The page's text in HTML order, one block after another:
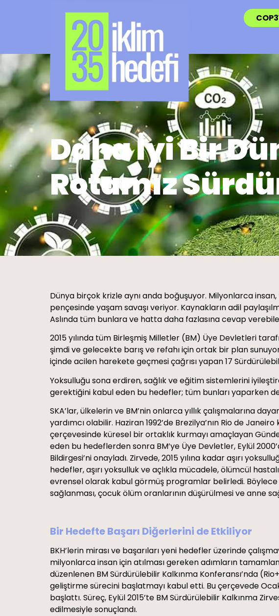
Daha İyi Bir
Rotamız
Dünya birçok krizle aynı anda boğuşuyor. Milyonlarca
pençesinde yaşam savaşı veriyor. Kaynakların adil
Aslında tüm bunlara ve hatta daha fazlasına cevap
2015 yılında tüm Birleşmiş Milletler (BM) Üye Devletleri
şimdi ve gelecekte barış ve refahı için ortak bir plan
içinde acilen harekete geçmesi çağrısı yapan 17
Yoksulluğu sona erdiren, sağlık ve eğitim sistemlerini
gerektiğini kabul eden bu hedefler; tüm bunları yaparken
SKA’lar, ülkelerin ve BM’nin onlarca yıllık çalışmalarına
yardımcı olabilir. Haziran 1992’de Brezilya’nın Rio de
çerçevesinde küresel bir ortaklık kurmayı amaçlayan
eden bu hedeflerden sonra BM’ye Üye Devletler, Eylül
Bildirgesi’ni onayladı. Zirvede, 2015 yılına kadar aşırı
hedefler, aşırı yoksulluk ve açlıkla mücadele, ölümcül
evrensel olarak kabul görmüş programlar belirledi. Böylece
sağlanması, çocuk ölüm oranlarının düşürülmesi ve anne
Bir Hedefte Başarı Diğerlerini de Etkiliyor
BKH’lerin mirası ve başarıları yeni hedefler üzerinde
milyonlarca insan için atılması gereken adımların
düzenlenen BM Sürdürülebilir Kalkınma Konferansı’nda
geliştirme sürecini başlatmayı kabul etti. Bu çerçevede
başlattı. Süreç, Eylül 2015’te BM Sürdürülebilir Kalkınma
edilmesiyle sonuçlandı.